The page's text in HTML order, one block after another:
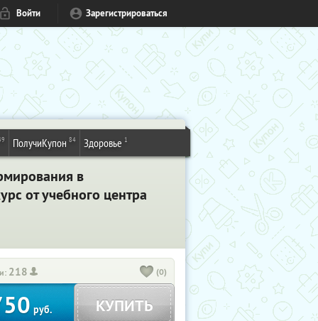
Войти Зарегистрироваться
ПолучиКупон 84 Здоровье 1
в
от учебного центра
218 (0)
руб. КУПИТЬ